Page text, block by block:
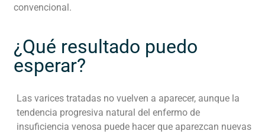
convencional.
¿Qué resultado puedo
esperar?
Las varices tratadas no vuelven a aparecer, aunque la
tendencia progresiva natural del enfermo de
insuficiencia venosa puede hacer que aparezcan nuevas